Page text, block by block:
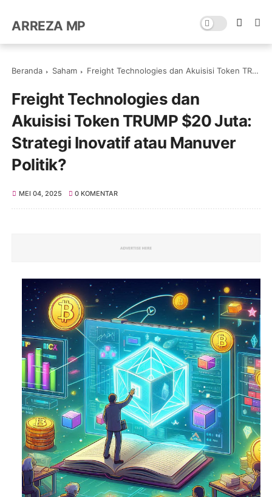
ARREZA MP
Beranda Saham Freight Technologies dan Akuisisi Token TRUMP $20 Juta: Strategi Inovatif atau Manuver Politik?
Freight Technologies dan
Akuisisi Token TRUMP $20 Juta:
Strategi Inovatif atau Manuver
Politik?
MEI 04, 2025 0 KOMENTAR